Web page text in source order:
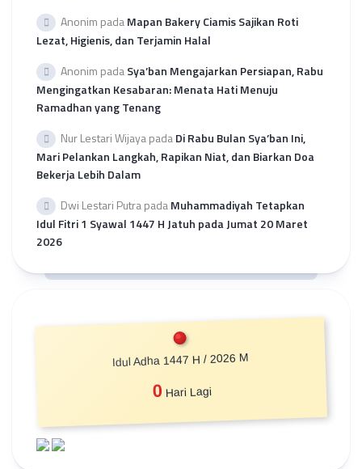
Anonim padaMapan Bakery Ciamis Sajikan Roti
Lezat, Higienis, dan Terjamin Halal
Anonim padaSya’ban Mengajarkan Persiapan, Rabu
Mengingatkan Kesabaran: Menata Hati Menuju
Ramadhan yang Tenang
Nur Lestari WijayapadaDi Rabu Bulan Sya’ban Ini,
Mari Pelankan Langkah, Rapikan Niat, dan Biarkan Doa
Bekerja Lebih Dalam
Dwi Lestari PutrapadaMuhammadiyah Tetapkan
Idul Fitri 1 Syawal 1447 H Jatuh pada Jumat 20 Maret
2026
Idul Adha 1447 H / 2026 M
0 Hari Lagi